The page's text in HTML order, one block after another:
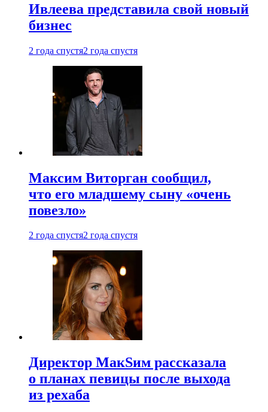
Ивлеева представила свой новый
бизнес
2 года спустя2 года спустя
Максим Виторган сообщил,
что его младшему сыну «очень
повезло»
2 года спустя2 года спустя
Директор МакSим рассказала
о планах певицы после выхода
из рехаба